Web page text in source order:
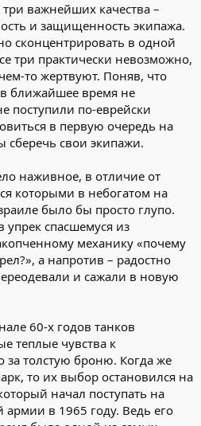
три важнейших качества –
и защищенность экипажа.
сконцентрировать в одной
три практически невозможно,
то жертвуют. Поняв, что
ближайшее время не
поступили по-еврейски
в первую очередь на
сберечь свои экипажи.
наживное, в отличие от
которыми в небогатом на
было бы просто глупо.
упрек спасшемуся из
механику «почему
а напротив – радостно
и сажали в новую
60-х годов танков
теплые чувства к
толстую броню. Когда же
то их выбор остановился на
начал поступать на
армии в 1965 году. Ведь его